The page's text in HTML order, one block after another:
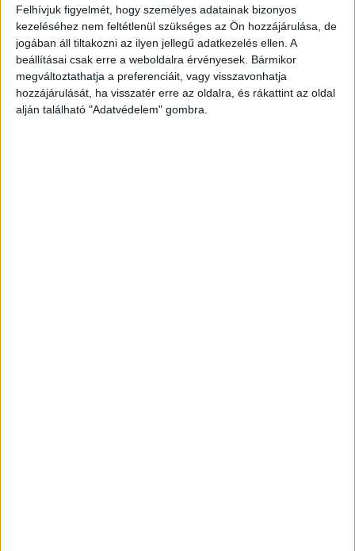
Felhívjuk figyelmét, hogy személyes adatainak bizonyos
kezeléséhez nem feltétlenül szükséges az Ön hozzájárulása, de
jogában áll tiltakozni az ilyen jellegű adatkezelés ellen. A
beállításai csak erre a weboldalra érvényesek. Bármikor
megváltoztathatja a preferenciáit, vagy visszavonhatja
hozzájárulását, ha visszatér erre az oldalra, és rákattint az oldal
alján található "Adatvédelem" gombra.
Az öreg nyugodtan felel:
– Nem vagyok katolikus.
– Akkor meg miért mondod el ezt nekem?!
Az öreg elvigyorodik: